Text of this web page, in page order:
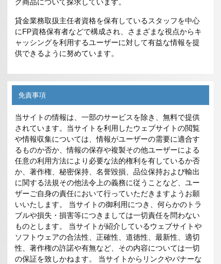
グ商品について探求しています。
貸金業務取扱主任者資格を保有しているスタッフを中心
にFP資格保有者などで構成され、さまざまな視点からキ
ャッシングを利用するユーザーに対して有益な情報を提
供できるように努めています。
免責事項
当サイトの情報は、一部のサービスを除き、無料で提供
されています。当サイトを利用したウェブサイトの閲覧
や情報収集については、情報がユーザーの需要に適合す
るものか否か、情報の保存や複製その他ユーザーによる
任意の利用方法により必要な法的権利を有しているか否
か、著作権、秘密保持、名誉毀損、品位保持および輸出
に関する法規その他法令上の義務に従うことなど、ユー
ザーご自身の責任において行っていただきますようお願
いいたします。 当サイトの御利用につき、何らかのトラ
ブルや損失・損害等につきましては一切責任を問わない
ものとします。 当サイトが紹介しているウェブサイトや
ソフトウェアの合法性、正確性、道徳性、最新性、適切
性、著作権の許諾や有無など、その内容については一切
の保証を致しかねます。 当サイトからリンクやバナーな